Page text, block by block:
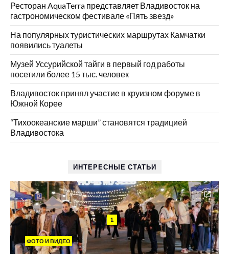
Ресторан AquaTerra представляет Владивосток на
гастрономическом фестивале «Пять звезд»
На популярных туристических маршрутах Камчатки
появились туалеты
Музей Уссурийской тайги в первый год работы
посетили более 15 тыс. человек
Владивосток принял участие в круизном форуме в
Южной Корее
“Тихоокеанские марши” становятся традицией
Владивостока
ИНТЕРЕСНЫЕ СТАТЬИ
1
ФОТО И ВИДЕО